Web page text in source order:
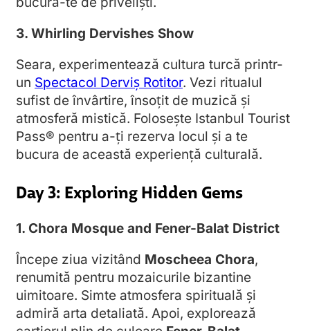
3. Whirling Dervishes Show
Seara, experimentează cultura turcă printr-
un Spectacol Derviș Rotitor. Vezi ritualul
sufist de învârtire, însoțit de muzică și
atmosferă mistică. Folosește Istanbul Tourist
Pass® pentru a-ți rezerva locul și a te
bucura de această experiență culturală.
Day 3: Exploring Hidden Gems
1. Chora Mosque and Fener-Balat District
Începe ziua vizitând Moscheea Chora,
renumită pentru mozaicurile bizantine
uimitoare. Simte atmosfera spirituală și
admiră arta detaliată. Apoi, explorează